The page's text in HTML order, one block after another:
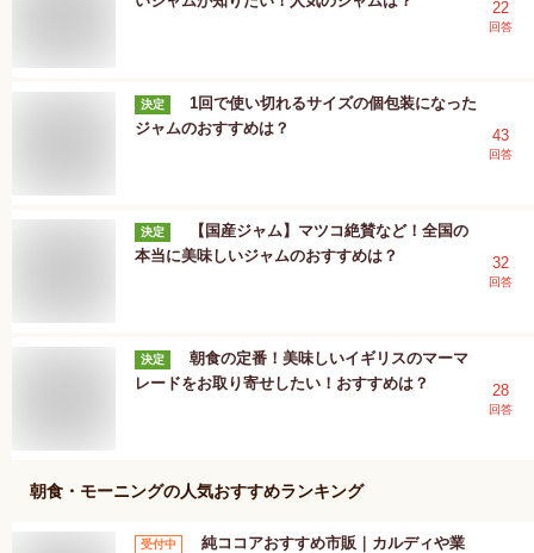
22
回答
決定
1回で使い切れるサイズの個包装になった
ジャムのおすすめは？
43
回答
決定
【国産ジャム】マツコ絶賛など！全国の
本当に美味しいジャムのおすすめは？
32
回答
決定
朝食の定番！美味しいイギリスのマーマ
レードをお取り寄せしたい！おすすめは？
28
回答
朝食・モーニングの人気おすすめランキング
受付中
純ココアおすすめ市販｜カルディや業